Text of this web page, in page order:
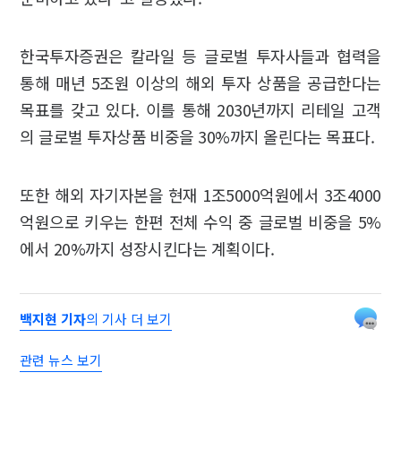
한국투자증권은 칼라일 등 글로벌 투자사들과 협력을
통해 매년 5조원 이상의 해외 투자 상품을 공급한다는
목표를 갖고 있다. 이를 통해 2030년까지 리테일 고객
의 글로벌 투자상품 비중을 30%까지 올린다는 목표다.
또한 해외 자기자본을 현재 1조5000억원에서 3조4000
억원으로 키우는 한편 전체 수익 중 글로벌 비중을 5%
에서 20%까지 성장시킨다는 계획이다.
백지현 기자의 기사 더 보기
관련 뉴스 보기